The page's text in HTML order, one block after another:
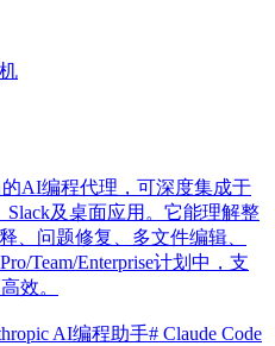
的AI编程代理，可深度集成于
Slack及桌面应用。它能理解整
、问题修复、多文件编辑、
Team/Enterprise计划中，支
效。
AI编程助手# Claude Code